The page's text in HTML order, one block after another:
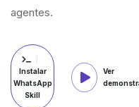
agentes.
Instalar
WhatsApp
Skill
Ver